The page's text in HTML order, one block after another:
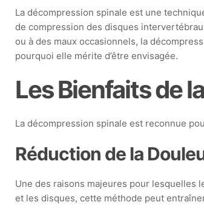
La décompression spinale est une
de compression des disques
ou à des maux occasionnels, la
pourquoi elle mérite d’être envisagée.
Les Bienfaits de
La décompression spinale est reconnue
Réduction de la
Une des raisons majeures pour lesquelles
et les disques, cette méthode peut